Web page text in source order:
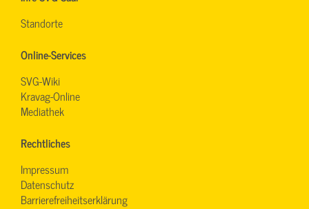
Standorte
Online-Services
SVG-Wiki
Kravag-Online
Mediathek
Rechtliches
Impressum
Datenschutz
Barrierefreiheitserklärung